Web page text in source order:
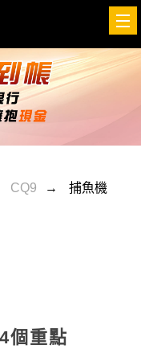
界盃即時賠率與投注
CQ9 捕魚機
個重點